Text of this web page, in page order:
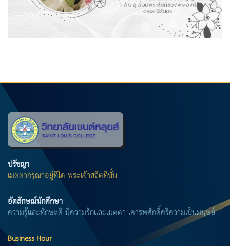
ปรัชญา
เมตตากรุณาอยู่ที่ใด พระเจ้าสถิตที่นั่น
อัตลักษณ์นักศึกษา
ความรู้และทักษะดี มีความรักและเมตตา เคารพศักดิ์ศรีความเป็นมนุษย์
Business Hour